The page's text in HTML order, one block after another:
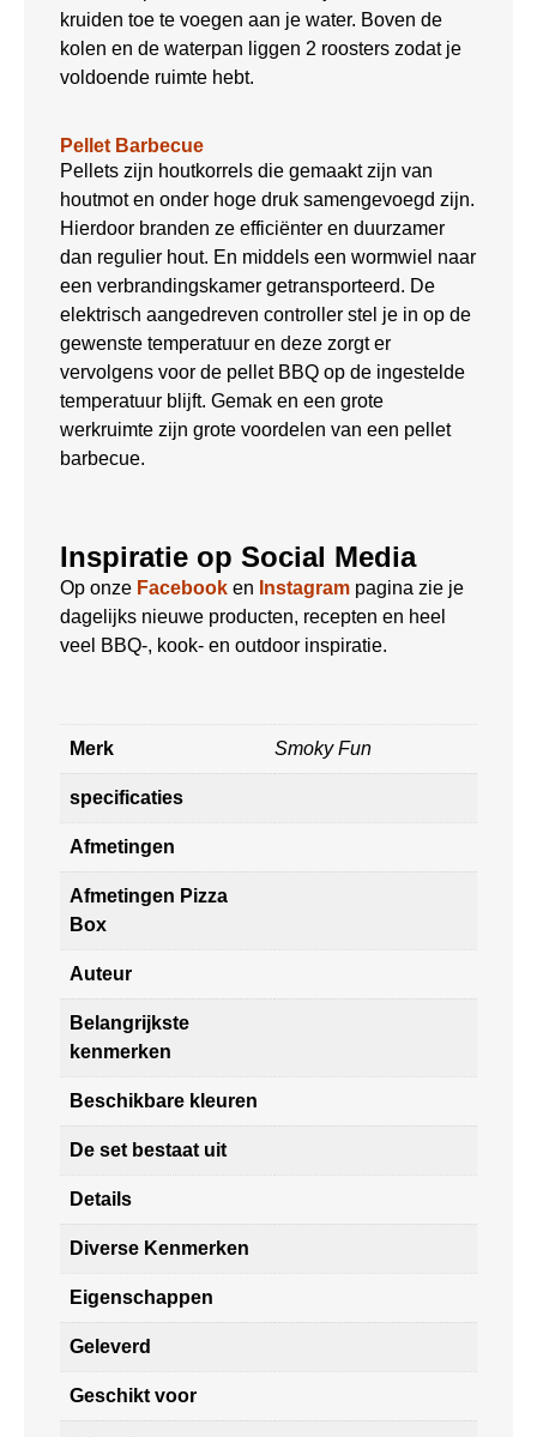
kruiden toe te voegen aan je water. Boven de
kolen en de waterpan liggen 2 roosters zodat je
voldoende ruimte hebt.
Pellet Barbecue
Pellets zijn houtkorrels die gemaakt zijn van
houtmot en onder hoge druk samengevoegd zijn.
Hierdoor branden ze efficiënter en duurzamer
dan regulier hout. En middels een wormwiel naar
een verbrandingskamer getransporteerd. De
elektrisch aangedreven controller stel je in op de
gewenste temperatuur en deze zorgt er
vervolgens voor de pellet BBQ op de ingestelde
temperatuur blijft. Gemak en een grote
werkruimte zijn grote voordelen van een pellet
barbecue.
Inspiratie op Social Media
Op onze Facebook en Instagram pagina zie je
dagelijks nieuwe producten, recepten en heel
veel BBQ-, kook- en outdoor inspiratie.
Merk Smoky Fun
specificaties
Afmetingen
Afmetingen Pizza
Box
Auteur
Belangrijkste
kenmerken
Beschikbare kleuren
De set bestaat uit
Details
Diverse Kenmerken
Eigenschappen
Geleverd
Geschikt voor